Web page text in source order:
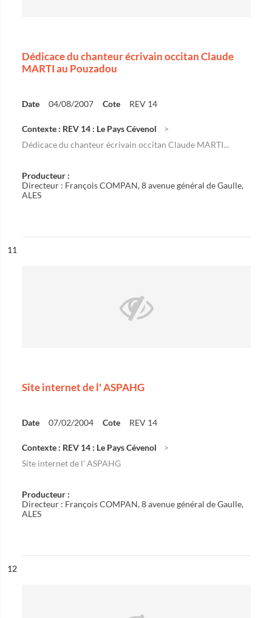
Dédicace du chanteur écrivain occitan Claude
MARTI au Pouzadou
Date 04/08/2007 Cote REV 14
Contexte : REV 14 : Le Pays Cévenol
Dédicace du chanteur écrivain occitan Claude MARTI...
Producteur :
Directeur : François COMPAN, 8 avenue général de Gaulle,
ALES
n°
11
Site internet de l' ASPAHG
Date 07/02/2004 Cote REV 14
Contexte : REV 14 : Le Pays Cévenol
Site internet de l' ASPAHG
Producteur :
Directeur : François COMPAN, 8 avenue général de Gaulle,
ALES
n°
12